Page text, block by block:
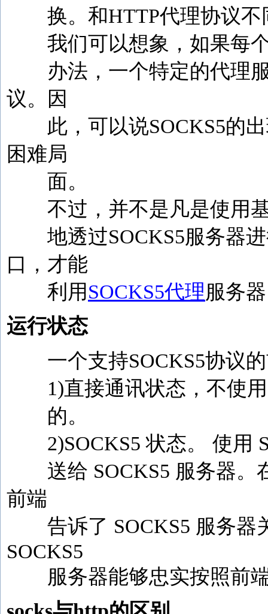
换。和HTTP代理协议不
我们可以想象，如果每个
办法，一个特定的代理服
议。因
此，可以说SOCKS5的出
困难局
面。
不过，并不是凡是使用
地透过SOCKS5服务器进
口，才能
利用 SOCKS5代理服务
运行状态
一个支持SOCKS5协议的
1)直接通讯状态，不使用
的。
2)SOCKS5 状态。 使用
送给 SOCKS5 服务器。
前端
告诉了 SOCKS5 服务器
SOCKS5
服务器能够忠实按照前端